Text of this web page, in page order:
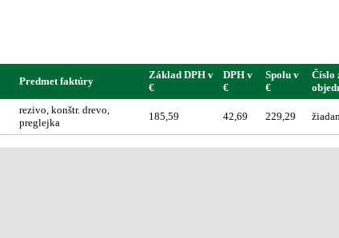
Predmet faktúry
Základ DPH v
€
DPH v
€
Spolu v
€
Číslo
rezivo, konštr. drevo,
preglejka
185,59 42,69 229,29